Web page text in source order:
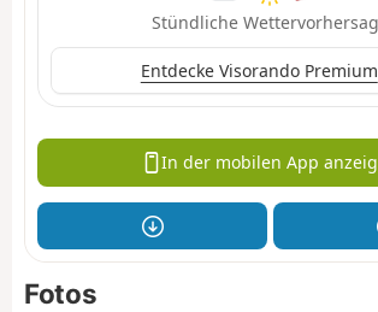
Stündliche
Entdecke Visorando Premium
In der mobilen App
Fotos